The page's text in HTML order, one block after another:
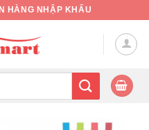
HÀNG NHẬP KHẨU